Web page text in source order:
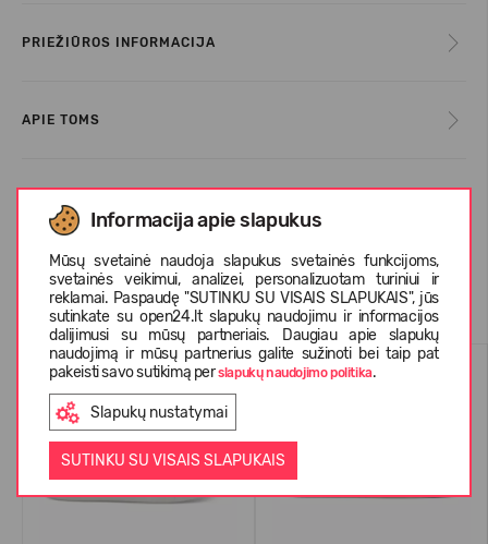
Informacija apie slapukus
Mūsų svetainė naudoja slapukus svetainės funkcijoms,
svetainės veikimui, analizei, personalizuotam turiniui ir
reklamai. Paspaudę "SUTINKU SU VISAIS SLAPUKAIS", jūs
sutinkate su open24.lt slapukų naudojimu ir informacijos
dalijimusi su mūsų partneriais. Daugiau apie slapukų
naudojimą ir mūsų partnerius galite sužinoti bei taip pat
pakeisti savo sutikimą perslapukų naudojimo politika.
Slapukų nustatymai
SUTINKU SU VISAIS SLAPUKAIS
PRIEŽIŪROS INFORMACIJA
APIE TOMS
Panašios prekės
-67%
VASARAI VASARAI